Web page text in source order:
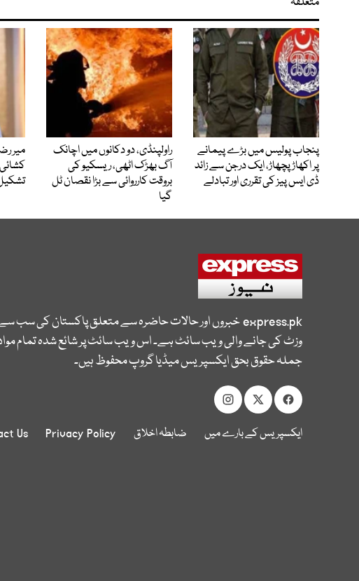
پنجاب پولیس میں بڑے پیمانے
پر اکھاڑ پچھاڑ، ایک درجن سے زائد
ڈی ایس پیز کی تقرری اور تبادلے
راولپنڈی، دو دکانوں میں اچانک
آگ بھڑک اٹھی، ریسکیو کی
بروقت کارروائی سے بڑا نقصان ٹل
گیا
میر
express.pkخبروں اور حالات حاضرہ سے متعلق پاکستان کی سب سے
وزٹ کی جانے والی ویب سائٹ ہے۔ اس ویب سائٹ پر شائع شدہ تمام
جملہ حقوق بحق ایکسپریس میڈیا گروپ محفوظ ہیں۔
ایکسپریس کے بارے میں ضابطہ اخلاق Privacy Policy
Us